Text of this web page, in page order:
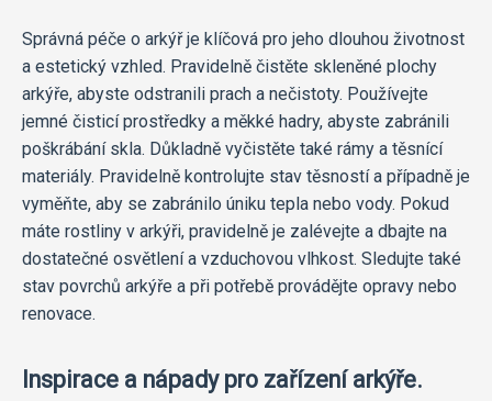
Správná péče o arkýř je klíčová pro jeho dlouhou životnost
a estetický vzhled. Pravidelně čistěte skleněné plochy
arkýře, abyste odstranili prach a nečistoty. Používejte
jemné čisticí prostředky a měkké hadry, abyste zabránili
poškrábání skla. Důkladně vyčistěte také rámy a těsnící
materiály. Pravidelně kontrolujte stav těsností a případně je
vyměňte, aby se zabránilo úniku tepla nebo vody. Pokud
máte rostliny v arkýři, pravidelně je zalévejte a dbajte na
dostatečné osvětlení a vzduchovou vlhkost. Sledujte také
stav povrchů arkýře a při potřebě provádějte opravy nebo
renovace.
Inspirace a nápady pro zařízení arkýře.